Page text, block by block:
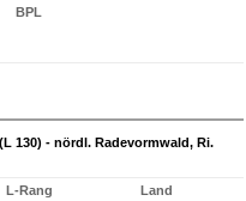
BPL
130) - nördl. Radevormwald, Ri.
L-Rang
Land